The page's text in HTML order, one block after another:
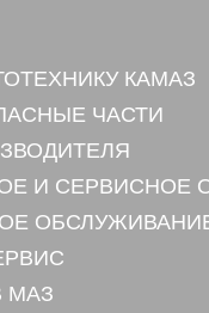
КАМАЗ
ЧАСТИ
И СЕРВИСНОЕ
МАЗ